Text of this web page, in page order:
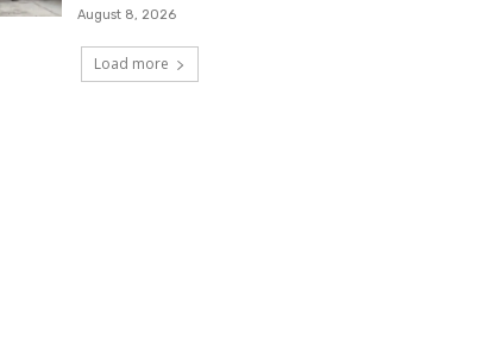
August 8, 2026
Load more